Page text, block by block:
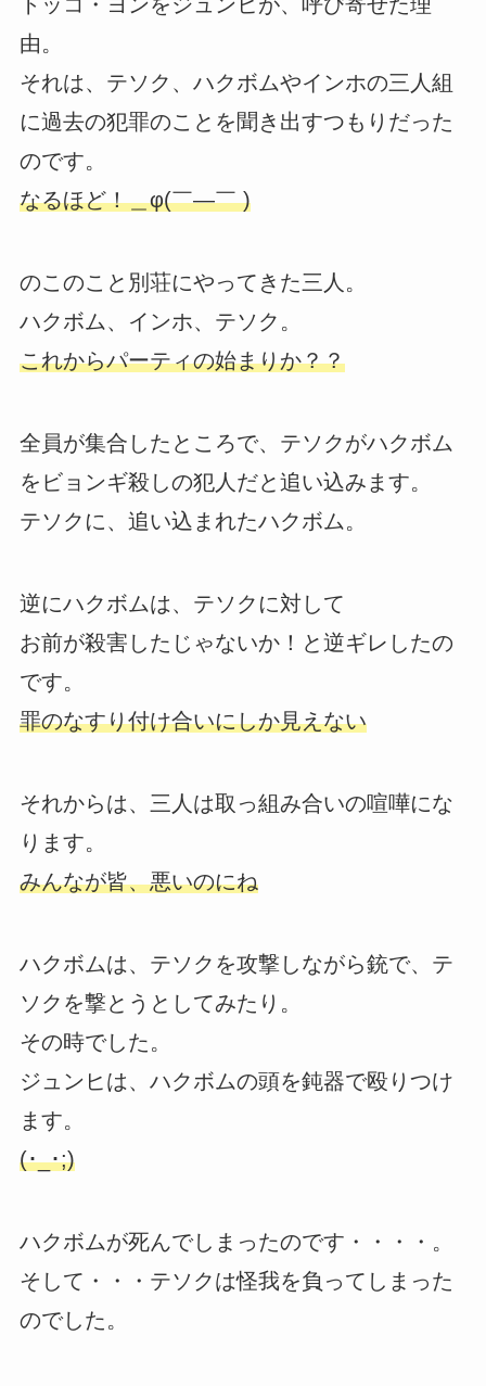
由。
それは、テソク、ハクボムやインホの三人組
に過去の犯罪のことを聞き出すつもりだった
のです。
なるほど！＿φ(￣—￣ )
のこのこと別荘にやってきた三人。
ハクボム、インホ、テソク。
これからパーティの始まりか？？
全員が集合したところで、テソクがハクボム
をビョンギ殺しの犯人だと追い込みます。
テソクに、追い込まれたハクボム。
逆にハクボムは、テソクに対して
お前が殺害したじゃないか！と逆ギレしたの
です。
罪のなすり付け合いにしか見えない
それからは、三人は取っ組み合いの喧嘩にな
ります。
みんなが皆、悪いのにね
ハクボムは、テソクを攻撃しながら銃で、テ
ソクを撃とうとしてみたり。
その時でした。
ジュンヒは、ハクボムの頭を鈍器で殴りつけ
ます。
(･_･;)
ハクボムが死んでしまったのです・・・・。
そして・・・テソクは怪我を負ってしまった
のでした。